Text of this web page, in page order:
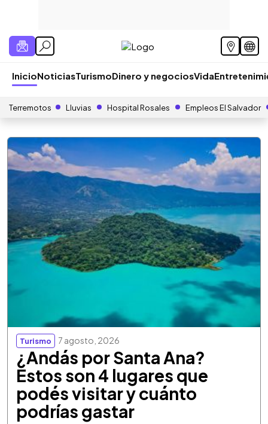
InicioNoticiasTurismoDinero y negociosVida
Terremotos Lluvias Hospital Rosales Empleos El Salvador
Turismo 7 agosto, 2026
¿Andás por Santa Ana?
Estos son 4 lugares que
podés visitar y cuánto
podrías gastar